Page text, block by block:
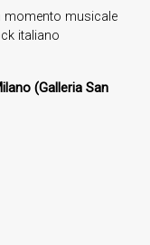
momento musicale
italiano
(Galleria San